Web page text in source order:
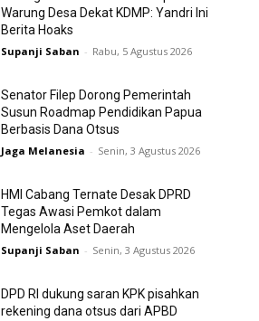
Warung Desa Dekat KDMP: Yandri Ini
Berita Hoaks
Supanji Saban - Rabu, 5 Agustus 2026
Senator Filep Dorong Pemerintah
Susun Roadmap Pendidikan Papua
Berbasis Dana Otsus
Jaga Melanesia - Senin, 3 Agustus 2026
HMI Cabang Ternate Desak DPRD
Tegas Awasi Pemkot dalam
Mengelola Aset Daerah
Supanji Saban - Senin, 3 Agustus 2026
DPD RI dukung saran KPK pisahkan
rekening dana otsus dari APBD